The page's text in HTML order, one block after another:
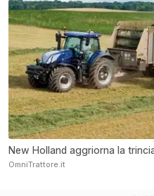
New Holland aggriorna la
OmniTrattore.it